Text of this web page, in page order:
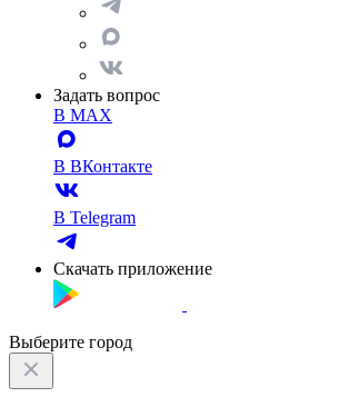
Задать вопрос
В MAX
В ВКонтакте
В Telegram
Скачать приложение
Выберите город